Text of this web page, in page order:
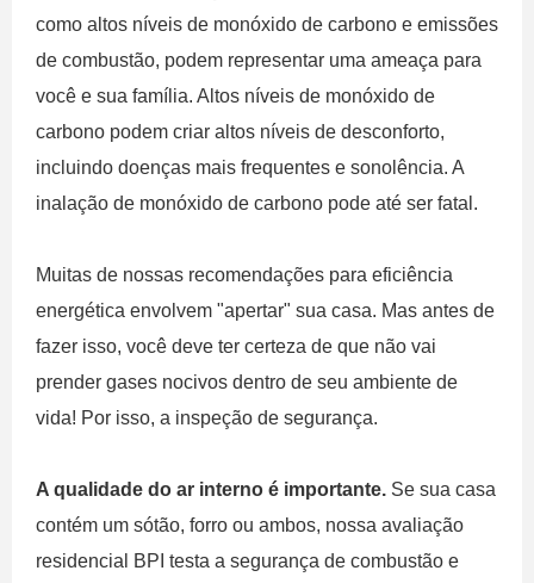
como altos níveis de monóxido de carbono e emissões
de combustão, podem representar uma ameaça para
você e sua família. Altos níveis de monóxido de
carbono podem criar altos níveis de desconforto,
incluindo doenças mais frequentes e sonolência. A
inalação de monóxido de carbono pode até ser fatal.
Muitas de nossas recomendações para eficiência
energética envolvem "apertar" sua casa. Mas antes de
fazer isso, você deve ter certeza de que não vai
prender gases nocivos dentro de seu ambiente de
vida! Por isso, a inspeção de segurança.
A qualidade do ar interno é importante. Se sua casa
contém um sótão, forro ou ambos, nossa avaliação
residencial BPI testa a segurança de combustão e